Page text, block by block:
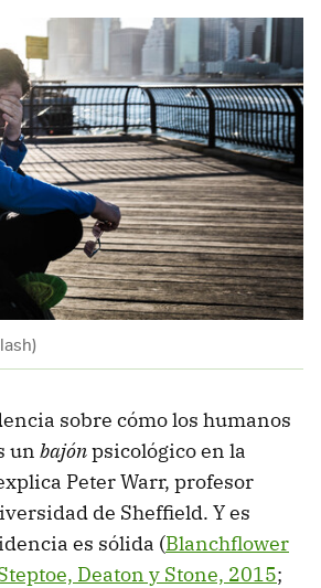
sobre cómo los humanos
un bajónpsicológico en la
Peter Warr, profesor
de Sheffield. Y es
es sólida (Blanchflower
Deaton y Stone, 2015;